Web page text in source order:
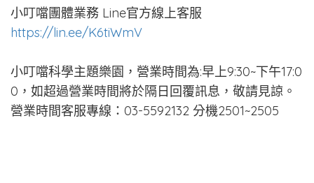
小叮噹團體業務 Line官方線上客服
https://lin.ee/K6tiWmV
小叮噹科學主題樂園，營業時間為:早上9:30~下午17:0
0，如超過營業時間將於隔日回覆訊息，敬請見諒。
營業時間客服專線：03-5592132 分機2501~2505